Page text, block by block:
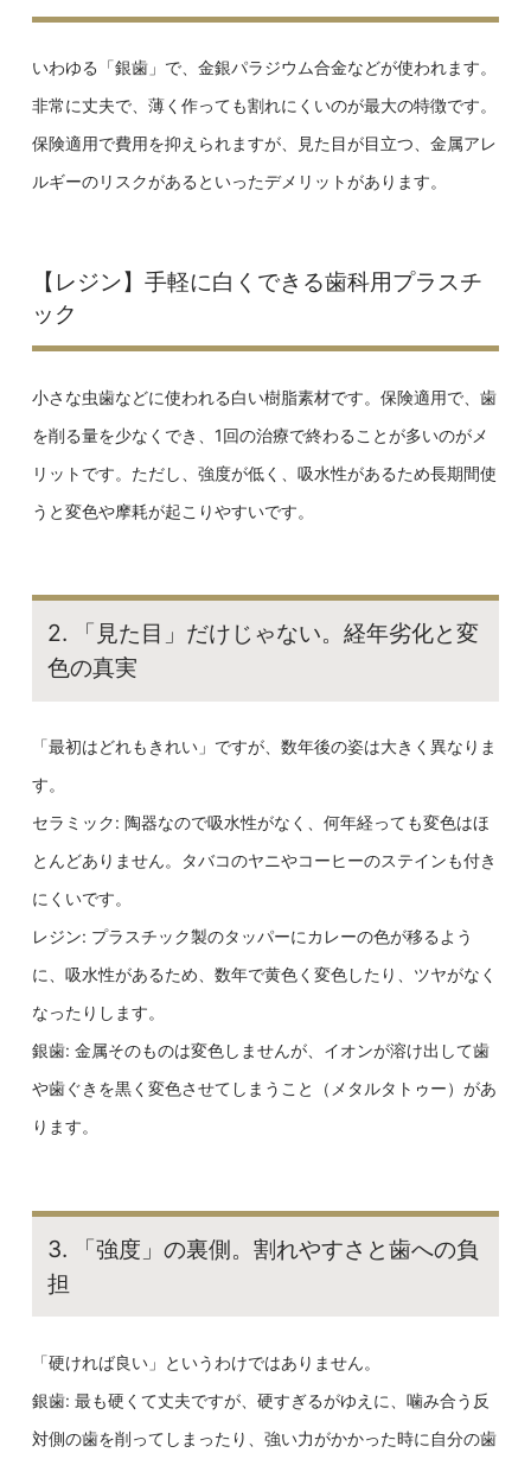
いわゆる「銀歯」で、金銀パラジウム合金などが使われます。
非常に丈夫で、薄く作っても割れにくいのが最大の特徴です。
保険適用で費用を抑えられますが、見た目が目立つ、金属アレ
ルギーのリスクがあるといったデメリットがあります。
【レジン】手軽に白くできる歯科用プラスチ
ック
小さな虫歯などに使われる白い樹脂素材です。保険適用で、歯
を削る量を少なくでき、1回の治療で終わることが多いのがメ
リットです。ただし、強度が低く、吸水性があるため長期間使
うと変色や摩耗が起こりやすいです。
2. 「見た目」だけじゃない。経年劣化と変
色の真実
「最初はどれもきれい」ですが、数年後の姿は大きく異なりま
す。
セラミック: 陶器なので吸水性がなく、何年経っても変色はほ
とんどありません。タバコのヤニやコーヒーのステインも付き
にくいです。
レジン: プラスチック製のタッパーにカレーの色が移るよう
に、吸水性があるため、数年で黄色く変色したり、ツヤがなく
なったりします。
銀歯: 金属そのものは変色しませんが、イオンが溶け出して歯
や歯ぐきを黒く変色させてしまうこと（メタルタトゥー）があ
ります。
3. 「強度」の裏側。割れやすさと歯への負
担
「硬ければ良い」というわけではありません。
銀歯: 最も硬くて丈夫ですが、硬すぎるがゆえに、噛み合う反
対側の歯を削ってしまったり、強い力がかかった時に自分の歯